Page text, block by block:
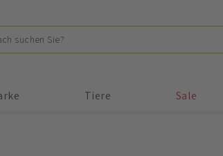
Tiere Sale